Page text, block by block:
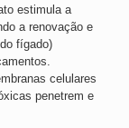
estimula a
a renovação e
fígado)
celulares
penetrem e